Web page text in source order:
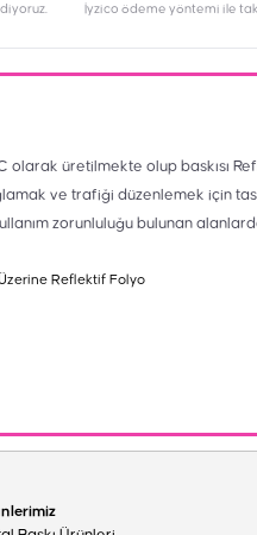
İyzico ödeme yöntemi ile
olarak üretilmekte olup baskısı
ve trafiği düzenlemek için
zorunluluğu bulunan
Reflektif Folyo